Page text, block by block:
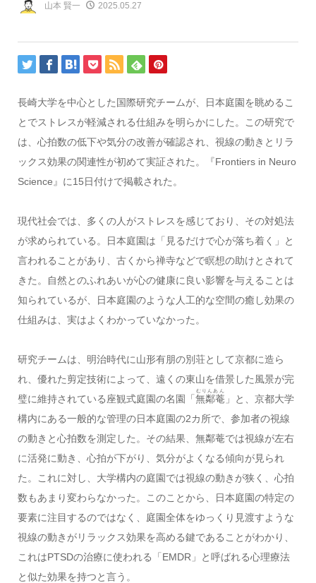
山本 賢一 2025.05.27
長崎大学を中心とした国際研究チームが、日本庭園を眺めるこ
とでストレスが軽減される仕組みを明らかにした。この研究で
は、心拍数の低下や気分の改善が確認され、視線の動きとリラ
ックス効果の関連性が初めて実証された。『Frontiers in Neuro
Science』に15日付けで掲載された。
現代社会では、多くの人がストレスを感じており、その対処法
が求められている。日本庭園は「見るだけで心が落ち着く」と
言われることがあり、古くから禅寺などで瞑想の助けとされて
きた。自然とのふれあいが心の健康に良い影響を与えることは
知られているが、日本庭園のような人工的な空間の癒し効果の
仕組みは、実はよくわかっていなかった。
研究チームは、明治時代に山形有朋の別荘として京都に造ら
れ、優れた剪定技術によって、遠くの東山を借景した風景が完
璧に維持されている座観式庭園の名園「 無鄰菴
むりんあん
」と、京都大学
構内にある一般的な管理の日本庭園の2カ所で、参加者の視線
の動きと心拍数を測定した。その結果、無鄰菴では視線が左右
に活発に動き、心拍が下がり、気分がよくなる傾向が見られ
た。これに対し、大学構内の庭園では視線の動きが狭く、心拍
数もあまり変わらなかった。このことから、日本庭園の特定の
要素に注目するのではなく、庭園全体をゆっくり見渡すような
視線の動きがリラックス効果を高める鍵であることがわかり、
これはPTSDの治療に使われる「EMDR」と呼ばれる心理療法
と似た効果を持つと言う。